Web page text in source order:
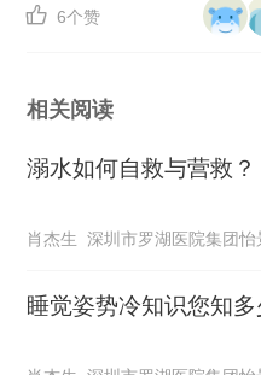
 6个赞
相关阅读
溺水如何自救与营救？
睡觉姿势冷知识您知多